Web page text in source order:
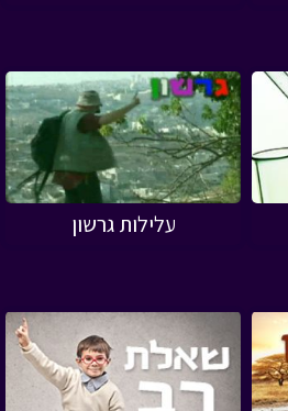
עלילות גרשון